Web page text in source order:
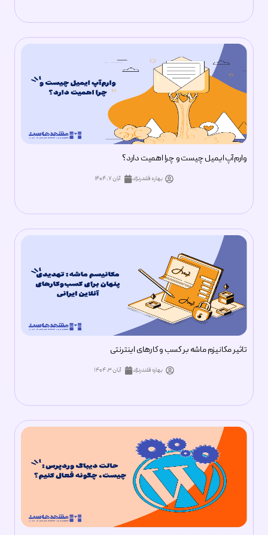
وارم‌آپ ایمیل چیست و چرا اهمیت دارد؟
بهاره قلندرنژاد آبان ۷, ۱۴۰۴
تاثیر مکانیزم ماشه بر کسب و کارهای اینترنتی
بهاره قلندرنژاد آبان ۳, ۱۴۰۴